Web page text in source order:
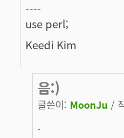
----
use perl;
Keedi Kim
음:)
글쓴이: MoonJu /
.